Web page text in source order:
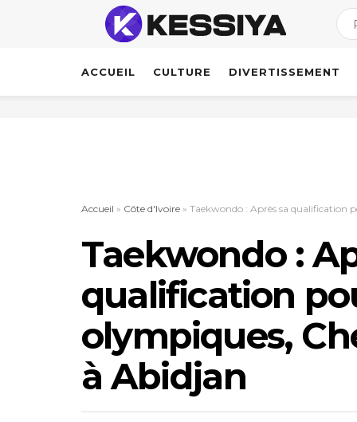
ACCUEIL CULTURE DIVERTISSEMENT
Accueil » Côte d'Ivoire » Taekwondo : Après sa qualification
Taekwondo :
qualification
olympiques,
à Abidjan